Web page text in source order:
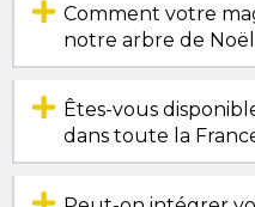
Comment votre
notre arbre de
Êtes-vous
dans toute la